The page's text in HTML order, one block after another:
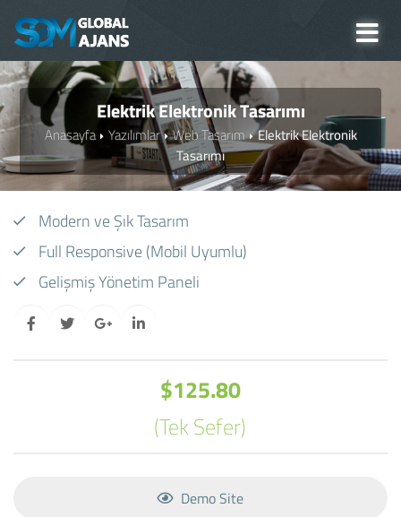
Elektrik Elektronik Tasarımı
Anasayfa Yazılımlar Web Tasarım
Elektrik Elektronik
Tasarımı
Modern ve Şık Tasarım
Full Responsive (Mobil Uyumlu)
Gelişmiş Yönetim Paneli
$125.80
(Tek Sefer)
Demo Site